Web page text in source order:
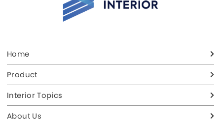
Home
Product
Interior Topics
About Us